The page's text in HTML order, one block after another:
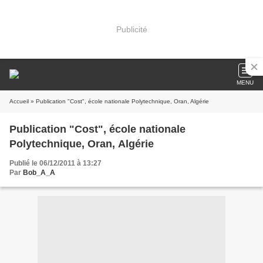
Publicité
MENU
Accueil » Publication "Cost", école nationale Polytechnique, Oran, Algérie
Publication "Cost", école nationale
Polytechnique, Oran, Algérie
Publié le 06/12/2011 à 13:27
Par Bob_A_A